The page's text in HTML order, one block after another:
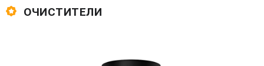
ОЧИСТИТЕЛИ